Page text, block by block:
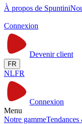
À propos de Spuntini
Connexion
Devenir client
FR
NLFR
Connexion
Menu
Notre gamme